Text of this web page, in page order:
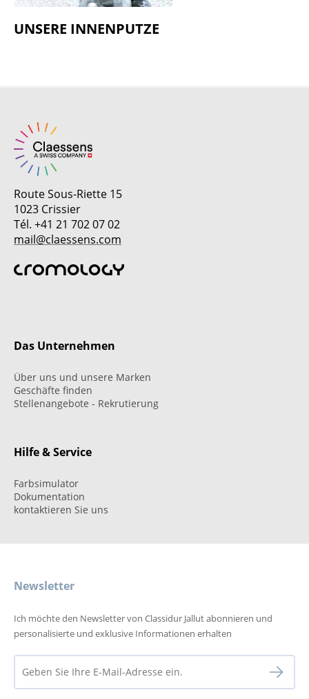
UNSERE INNENPUTZE
Route Sous-Riette 15
1023 Crissier
Tél. +41 21 702 07 02
mail@claessens.com
Das Unternehmen
Über uns und unsere Marken
Geschäfte finden
Stellenangebote - Rekrutierung
Hilfe & Service
Farbsimulator
Dokumentation
kontaktieren Sie uns
Newsletter
Ich möchte den Newsletter von Classidur Jallut abonnieren und
personalisierte und exklusive Informationen erhalten